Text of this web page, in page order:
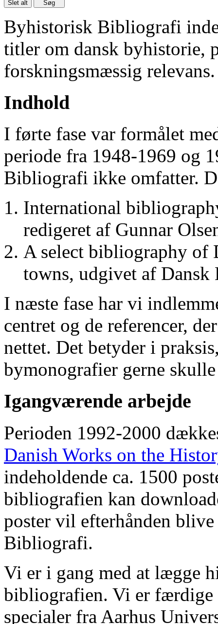
Byhistorisk Bibliografi
titler om dansk byhistorie,
forskningsmæssig relevans.
Indhold
I førte fase var formålet
periode fra 1948-1969 og
Bibliografi ikke omfatter.
International
redigeret af Gunnar
A select bibliography of
towns, udgivet af
I næste fase har vi
centret og de referencer,
nettet. Det betyder i
bymonografier gerne
Igangværende arbejde
Perioden 1992-2000
Danish Works on the
indeholdende ca. 1500
bibliografien kan
poster vil efterhånden
Bibliografi.
Vi er i gang med at lægge
bibliografien. Vi er færdige
specialer fra Aarhus